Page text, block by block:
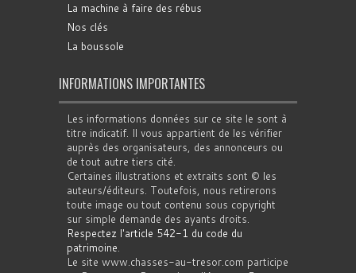
La machine à faire des rébus
Nos clés
La boussole
INFORMATIONS IMPORTANTES
Les informations données sur ce site le sont à
titre indicatif. Il vous appartient de les vérifier
auprès des organisateurs, des annonceurs ou
de tout autre tiers cité.
Certaines illustrations et extraits sont © les
auteurs/éditeurs. Toutefois, nous retirerons
toute image ou tout contenu sous copyright
sur simple demande des ayants droits.
Respectez l'article 542-1 du code du
patrimoine.
Le site www.chasses-au-tresor.com participe